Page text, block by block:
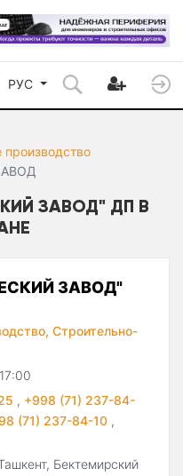
РУС
производство
ЗАВОД" ДП В
ЗАВОД"
Строительно-
, +998 (71) 237-84-
(71) 237-84-10 ,
Бектемирский